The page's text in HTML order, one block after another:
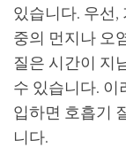
있습니다. 우선,
중의 먼지나 오
질은 시간이 지
수 있습니다. 이
입하면 호흡기
니다.